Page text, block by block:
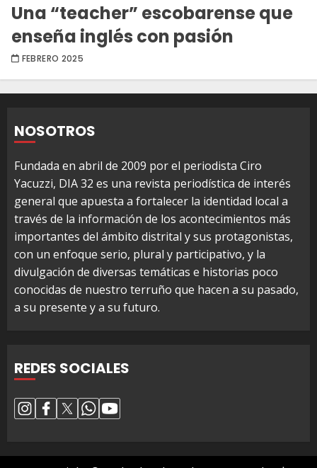
Una “teacher” escobarense que
enseña inglés con pasión
FEBRERO 2025
NOSOTROS
Fundada en abril de 2009 por el periodista Ciro
Yacuzzi, DIA 32 es una revista periodística de interés
general que apuesta a fortalecer la identidad local a
través de la información de los acontecimientos más
importantes del ámbito distrital y sus protagonistas,
con un enfoque serio, plural y participativo, y la
divulgación de diversas temáticas e historias poco
conocidas de nuestro terruño que hacen a su pasado,
a su presente y a su futuro.
REDES SOCIALES